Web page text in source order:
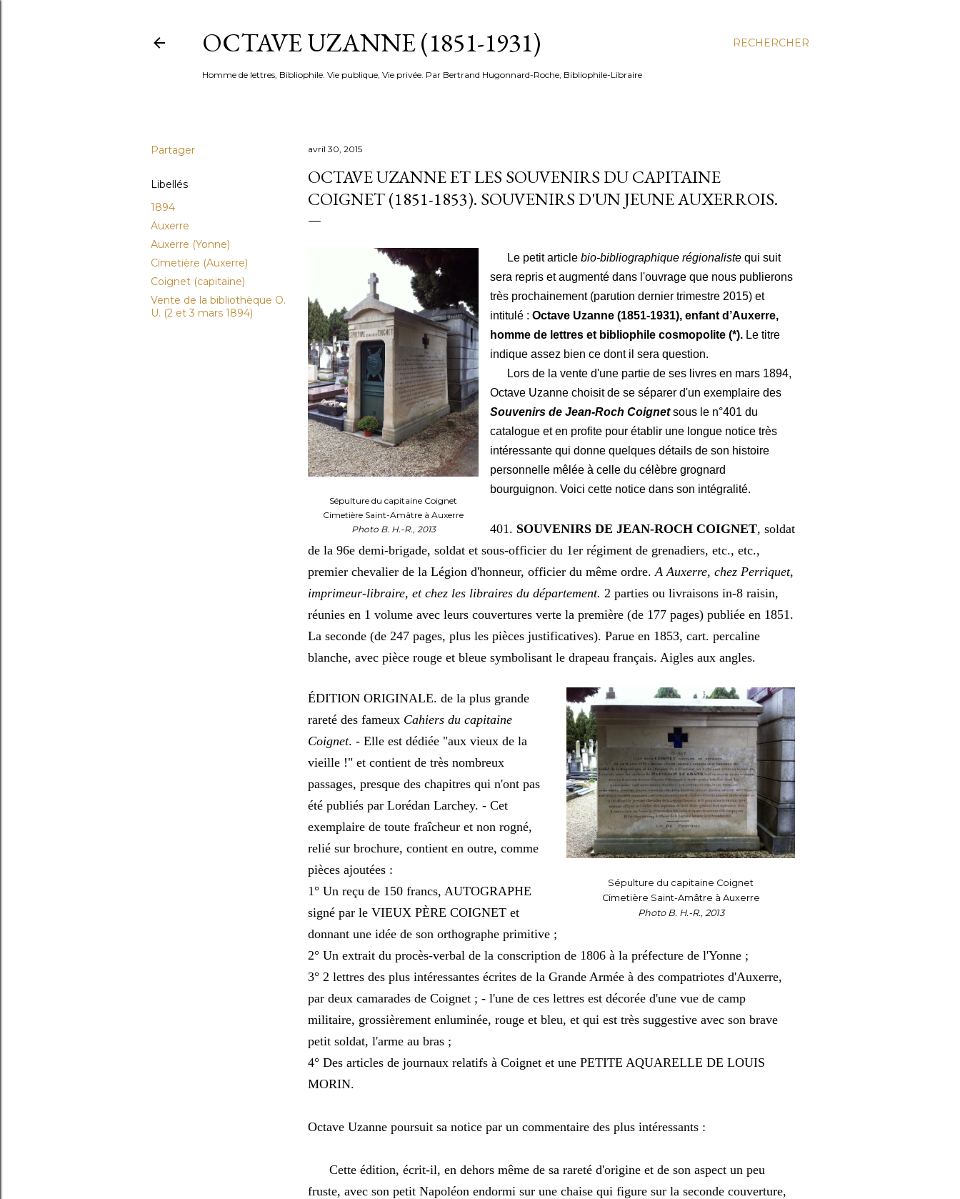
RECHERCHER
OCTAVE UZANNE (1851-1931)
Homme de lettres, Bibliophile. Vie publique, Vie privée. Par Bertrand Hugonnard-Roche, Bibliophile-Libraire
Partager
Libellés
1894
Auxerre
Auxerre (Yonne)
Cimetière (Auxerre)
Coignet (capitaine)
Vente de la bibliothèque O.
U. (2 et 3 mars 1894)
avril 30, 2015
OCTAVE UZANNE ET LES SOUVENIRS DU CAPITAINE
COIGNET (1851-1853). SOUVENIRS D'UN JEUNE AUXERROIS.
Sépulture du capitaine Coignet
Cimetière Saint-Amâtre à Auxerre
Photo B. H.-R., 2013
Le petit article bio-bibliographique régionaliste qui suit
sera repris et augmenté dans l'ouvrage que nous publierons
très prochainement (parution dernier trimestre 2015) et
intitulé : Octave Uzanne (1851-1931), enfant d’Auxerre,
homme de lettres et bibliophile cosmopolite (*). Le titre
indique assez bien ce dont il sera question.
Lors de la vente d'une partie de ses livres en mars 1894,
Octave Uzanne choisit de se séparer d'un exemplaire des
Souvenirs de Jean-Roch Coignetsous le n°401 du
catalogue et en profite pour établir une longue notice très
intéressante qui donne quelques détails de son histoire
personnelle mêlée à celle du célèbre grognard
bourguignon. Voici cette notice dans son intégralité.
401. SOUVENIRS DE JEAN-ROCH COIGNET, soldat
de la 96e demi-brigade, soldat et sous-officier du 1er régiment de grenadiers, etc., etc.,
premier chevalier de la Légion d'honneur, officier du même ordre.A Auxerre, chez Perriquet,
imprimeur-libraire, et chez les libraires du département. 2 parties ou livraisons in-8 raisin,
réunies en 1 volume avec leurs couvertures verte la première (de 177 pages) publiée en 1851.
La seconde (de 247 pages, plus les pièces justificatives). Parue en 1853, cart. percaline
blanche, avec pièce rouge et bleue symbolisant le drapeau français. Aigles aux angles.
Sépulture du capitaine Coignet
Cimetière Saint-Amâtre à Auxerre
Photo B. H.-R., 2013
ÉDITION ORIGINALE. de la plus grande
rareté des fameux Cahiers du capitaine
Coignet. - Elle est dédiée "aux vieux de la
vieille !" et contient de très nombreux
passages, presque des chapitres qui n'ont pas
été publiés par Lorédan Larchey. - Cet
exemplaire de toute fraîcheur et non rogné,
relié sur brochure, contient en outre, comme
pièces ajoutées :
1° Un reçu de 150 francs, AUTOGRAPHE
signé par le VIEUX PÈRE COIGNET et
donnant une idée de son orthographe primitive ;
2° Un extrait du procès-verbal de la conscription de 1806 à la préfecture de l'Yonne ;
3° 2 lettres des plus intéressantes écrites de la Grande Armée à des compatriotes d'Auxerre,
par deux camarades de Coignet ; - l'une de ces lettres est décorée d'une vue de camp
militaire, grossièrement enluminée, rouge et bleu, et qui est très suggestive avec son brave
petit soldat, l'arme au bras ;
4° Des articles de journaux relatifs à Coignet et une PETITE AQUARELLE DE LOUIS
MORIN.
Octave Uzanne poursuit sa notice par un commentaire des plus intéressants :
Cette édition, écrit-il, en dehors même de sa rareté d'origine et de son aspect un peu
fruste, avec son petit Napoléon endormi sur une chaise qui figure sur la seconde couverture,